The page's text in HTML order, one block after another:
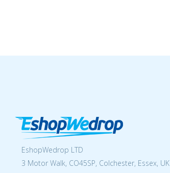
EshopWedrop LTD
3 Motor Walk, CO45SP, Colchester, Essex, UK